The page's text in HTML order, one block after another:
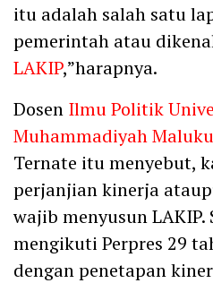
itu adalah salah satu
pemerintah atau
LAKIP,”harapnya.
Dosen Ilmu Politik
Muhammadiyah
Ternate itu menyebut,
perjanjian kinerja
wajib menyusun LAKIP.
mengikuti Perpres 29
dengan penetapan